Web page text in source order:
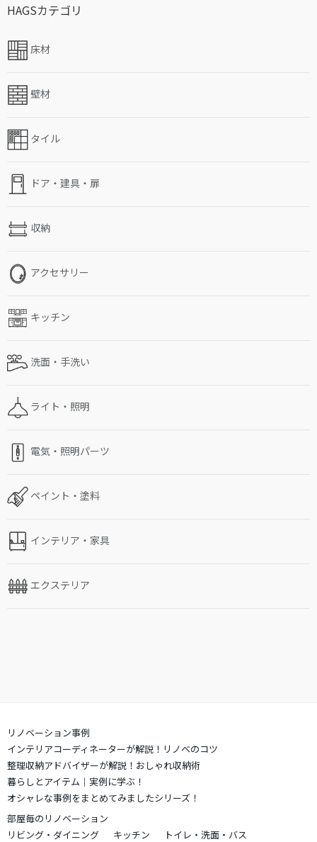
HAGSカテゴリ
床材
壁材
タイル
ドア・建具・扉
収納
アクセサリー
キッチン
洗面・手洗い
ライト・照明
電気・照明パーツ
ペイント・塗料
インテリア・家具
エクステリア
リノベーション事例
インテリアコーディネーターが解説！リノベのコツ
整理収納アドバイザーが解説！おしゃれ収納術
暮らしとアイテム｜実例に学ぶ！
オシャレな事例をまとめてみましたシリーズ！
部屋毎のリノベーション
リビング・ダイニング
キッチン
トイレ・洗面・バス